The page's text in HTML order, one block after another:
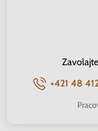
+421 48